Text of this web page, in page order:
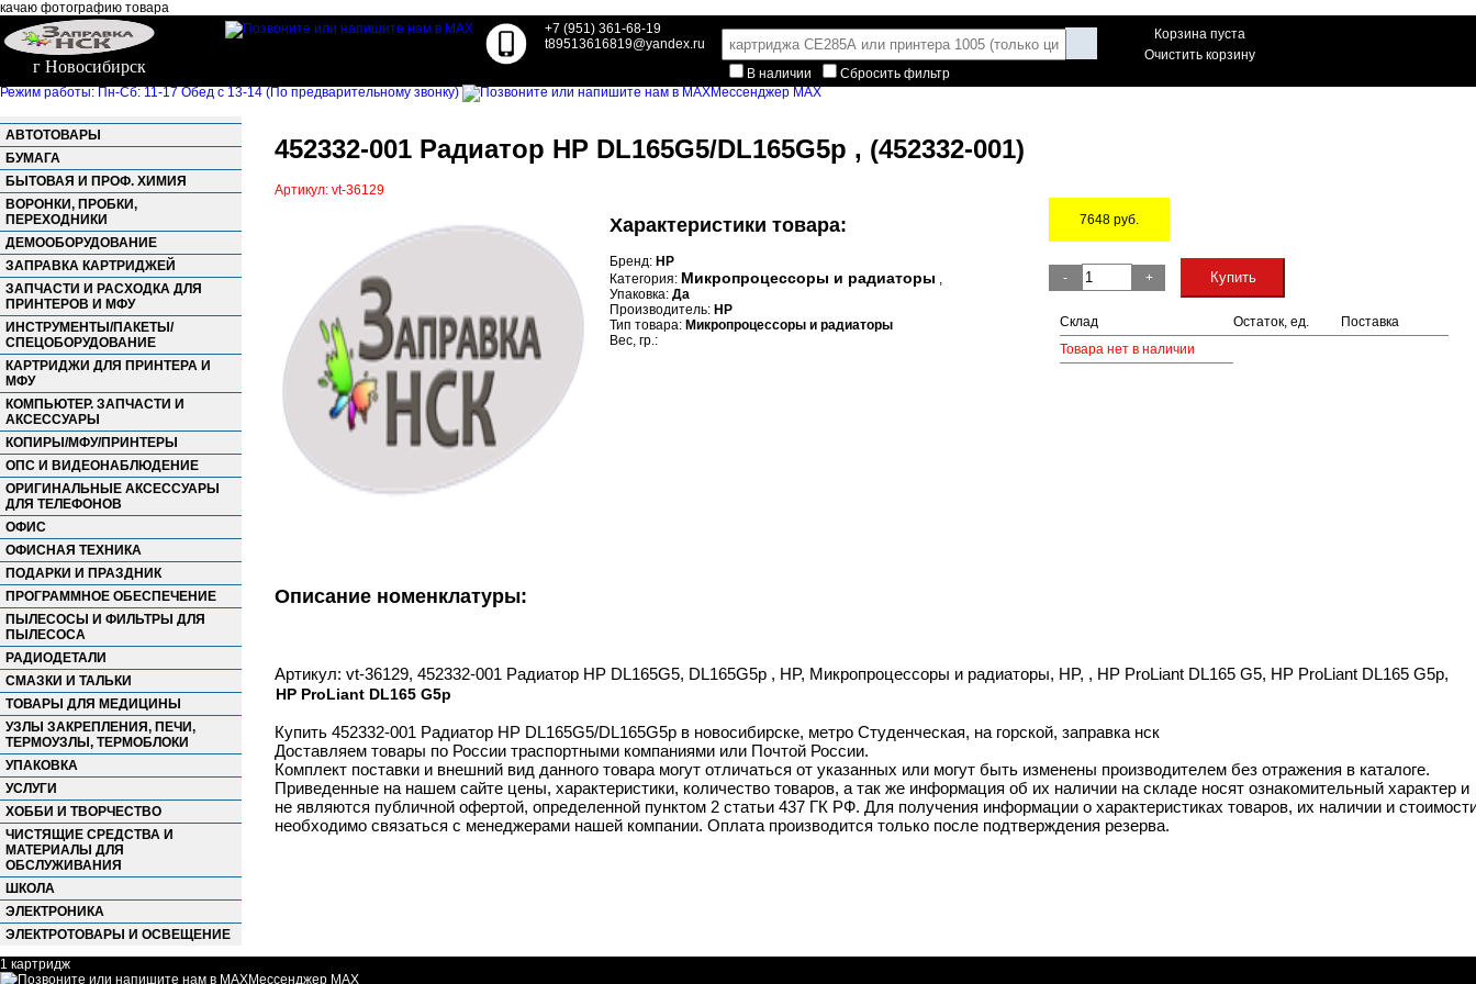
качаю фотографию товара
г Новосибирск
+7 (951) 361-68-19
t89513616819@yandex.ru
В наличии
Сбросить фильтр
Корзина пуста
Очистить корзину
Режим работы: Пн-Сб: 11-17 Обед с 13-14 (По предварительному звонку) Мессенджер MAX
АВТОТОВАРЫ
БУМАГА
БЫТОВАЯ И ПРОФ. ХИМИЯ
ВОРОНКИ, ПРОБКИ,
ПЕРЕХОДНИКИ
ДЕМООБОРУДОВАНИЕ
ЗАПРАВКА КАРТРИДЖЕЙ
ЗАПЧАСТИ И РАСХОДКА ДЛЯ
ПРИНТЕРОВ И МФУ
ИНСТРУМЕНТЫ/ПАКЕТЫ/
СПЕЦОБОРУДОВАНИЕ
КАРТРИДЖИ ДЛЯ ПРИНТЕРА И
МФУ
КОМПЬЮТЕР. ЗАПЧАСТИ И
АКСЕССУАРЫ
КОПИРЫ/МФУ/ПРИНТЕРЫ
ОПС И ВИДЕОНАБЛЮДЕНИЕ
ОРИГИНАЛЬНЫЕ АКСЕССУАРЫ
ДЛЯ ТЕЛЕФОНОВ
ОФИС
ОФИСНАЯ ТЕХНИКА
ПОДАРКИ И ПРАЗДНИК
ПРОГРАММНОЕ ОБЕСПЕЧЕНИЕ
ПЫЛЕСОСЫ И ФИЛЬТРЫ ДЛЯ
ПЫЛЕСОСА
РАДИОДЕТАЛИ
СМАЗКИ И ТАЛЬКИ
ТОВАРЫ ДЛЯ МЕДИЦИНЫ
УЗЛЫ ЗАКРЕПЛЕНИЯ, ПЕЧИ,
ТЕРМОУЗЛЫ, ТЕРМОБЛОКИ
УПАКОВКА
УСЛУГИ
ХОББИ И ТВОРЧЕСТВО
ЧИСТЯЩИЕ СРЕДСТВА И
МАТЕРИАЛЫ ДЛЯ
ОБСЛУЖИВАНИЯ
ШКОЛА
ЭЛЕКТРОНИКА
ЭЛЕКТРОТОВАРЫ И ОСВЕЩЕНИЕ
452332-001 Радиатор HP DL165G5/DL165G5p , (452332-001)
Артикул: vt-36129
Характеристики товара:
Бренд: HP
Категория: Микропроцессоры и радиаторы ,
Упаковка: Да
Производитель: HP
Тип товара: Микропроцессоры и радиаторы
Вес, гр.:
7648 руб.
-
+ Купить
Склад Остаток, ед.
Поставка
Товара нет в наличии
Описание номенклатуры:
Артикул: vt-36129, 452332-001 Радиатор HP DL165G5, DL165G5p , HP, Микропроцессоры и радиаторы, HP, , HP ProLiant DL165 G5, HP ProLiant DL165 G5p,
HP ProLiant DL165 G5p
Купить 452332-001 Радиатор HP DL165G5/DL165G5p в новосибирске, метро Студенческая, на горской, заправка нск
Доставляем товары по России траспортными компаниями или Почтой России.
Комплект поставки и внешний вид данного товара могут отличаться от указанных или могут быть изменены производителем без отражения в каталоге.
Приведенные на нашем сайте цены, характеристики, количество товаров, а так же информация об их наличии на складе носят ознакомительный характер и
не являются публичной офертой, определенной пунктом 2 статьи 437 ГК РФ. Для получения информации о характеристиках товаров, их наличии и
необходимо связаться с менеджерами нашей компании. Оплата производится только после подтверждения резерва.
1 картридж
Мессенджер MAX